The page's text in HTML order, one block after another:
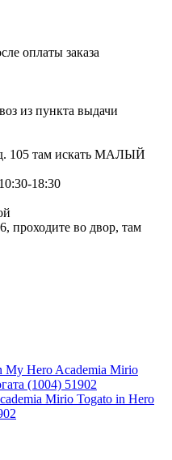
оплаты заказа
из пункта выдачи
105 там искать МАЛЫЙ
18:30
проходите во двор, там
Mirio Togato in Hero